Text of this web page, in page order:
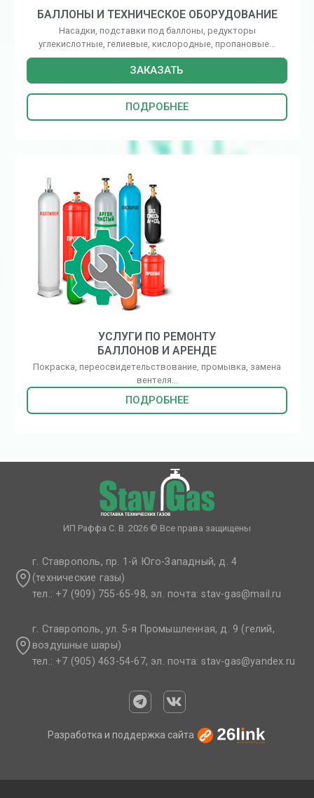
БАЛЛОНЫ И ТЕХНИЧЕСКОЕ ОБОРУДОВАНИЕ
Насадки, подставки под баллоны, редукторы
углекислотные, гелиевые, кислородные, пропановые...
ЗАКАЗАТЬ
ПОДРОБНЕЕ
УСЛУГИ ПО РЕМОНТУ
БАЛЛОНОВ И АРЕНДЕ
Покраска, переосвидетельствование, промывка, замена
вентеля...
ПОДРОБНЕЕ
ИП Раффа С. В. 2026 © Все права защищены
г. Ставрополь, пр. 1-й Юго-Западный, д. 4
(технические газы)
тел.: +7 (909) 755-65-98, эл. почта: stav-gas@mail.ru​
г. Ставрополь, ул. 5-я Промышленная, д. 9 (гелий,
воздушные шары)
тел.: +7 (905) 463-54-67, эл. почта: stav-gas@yandex.ru​
Разработка и поддержка сайта